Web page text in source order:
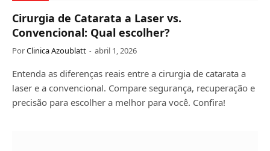
Cirurgia de Catarata a Laser vs.
Convencional: Qual escolher?
PorClinica Azoublatt abril 1, 2026
Entenda as diferenças reais entre a cirurgia de catarata a
laser e a convencional. Compare segurança, recuperação e
precisão para escolher a melhor para você. Confira!